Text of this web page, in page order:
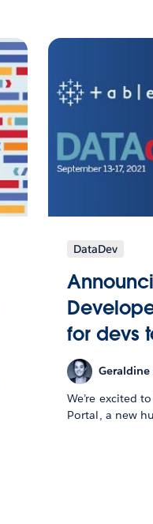
DataDev
for devs
We’re excited
Portal, a new